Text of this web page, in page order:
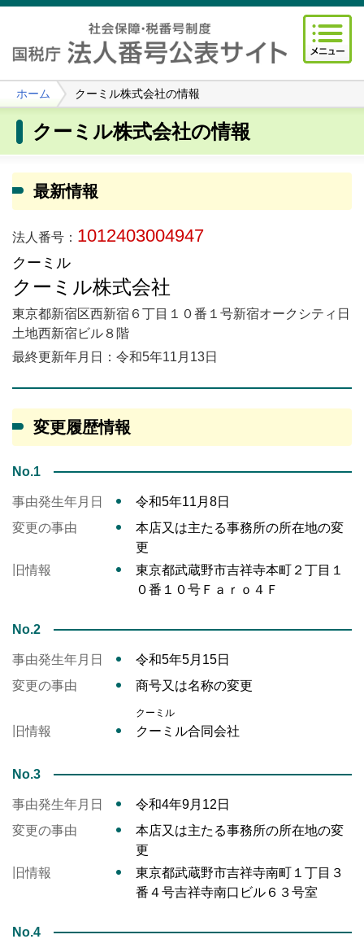
ホーム クーミル株式会社の情報
クーミル株式会社の情報
最新情報
法人番号： 1012403004947
クーミル
クーミル株式会社
東京都新宿区西新宿６丁目１０番１号新宿オークシティ日
土地西新宿ビル８階
最終更新年月日：令和5年11月13日
変更履歴情報
No.1
事由発生年月日
令和5年11月8日
変更の事由
本店又は主たる事務所の所在地の変
更
旧情報
東京都武蔵野市吉祥寺本町２丁目１
０番１０号Ｆａｒｏ４Ｆ
No.2
事由発生年月日
令和5年5月15日
変更の事由
商号又は名称の変更
クーミル
旧情報 クーミル合同会社
No.3
事由発生年月日
令和4年9月12日
変更の事由
本店又は主たる事務所の所在地の変
更
旧情報
東京都武蔵野市吉祥寺南町１丁目３
番４号吉祥寺南口ビル６３号室
No.4